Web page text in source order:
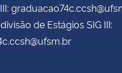
de Estágios SIG III: